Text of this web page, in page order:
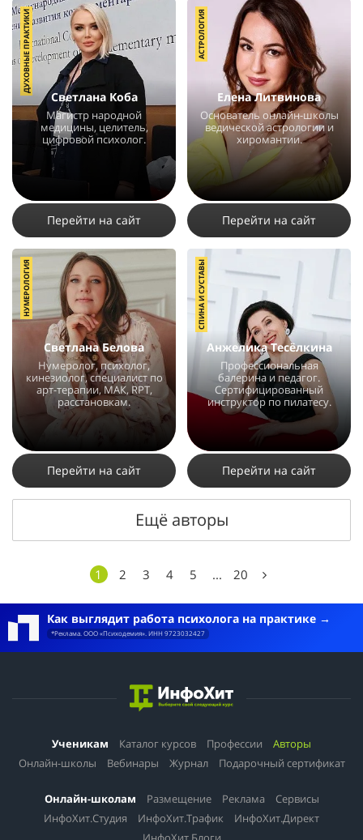
Светлана Коба
Магистр народной
медицины, целитель,
цифровой психолог.
ДУХОВНЫЕ ПРАКТИКИ
Перейти на сайт
Елена Литвинова
Основатель онлайн-школы
ведической астрологии и
хиромантии.
60110 7
АСТРОЛОГИЯ
Перейти на сайт
Светлана Белова
Нумеролог, психолог,
кинезиолог, специалист по
арт-терапии, МАК, RPT,
расстановкам.
НУМЕРОЛОГИЯ
Перейти на сайт
Анжелика Тесёлкина
Профессиональная
балерина и педагог.
Сертифицированный
инструктор по пилатесу.
СПИНА И СУСТАВЫ
Перейти на сайт
Ещё авторы
1 2 3 4 5 ... 20
Как выглядит работа психолога на практике
*Реклама. ООО «Психодемия». ИНН 9723032427
Ученикам Каталог курсов Профессии
Авторы
Онлайн-школы
Вебинары Журнал Подарочный сертификат
Онлайн-школам Размещение Реклама
Сервисы
ИнфоХит.Студия
ИнфоХит.Трафик
ИнфоХит.Директ